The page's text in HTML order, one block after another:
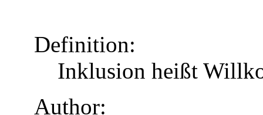
Definition:
Inklusion heißt
Author: